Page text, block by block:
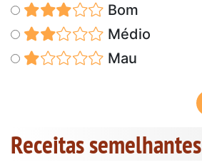
Bom
Médio
Mau
Receitas semelhantes